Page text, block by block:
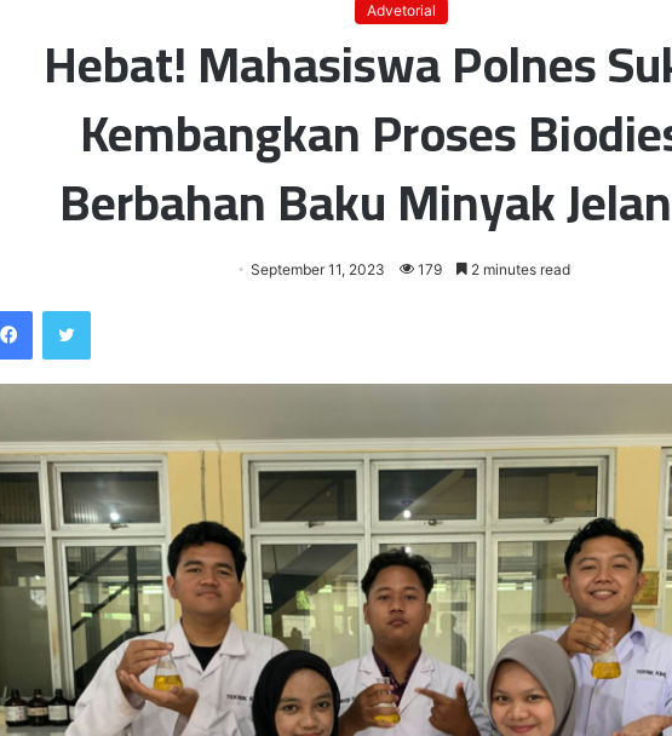
Advetorial
Hebat! Mahasiswa Polnes
Kembangkan Proses
Berbahan Baku Minyak
September 11, 2023 179 2 minutes read
FacebookTwitter